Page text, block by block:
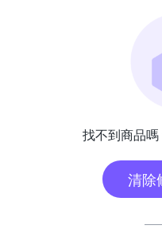
找不到商品嗎
清除